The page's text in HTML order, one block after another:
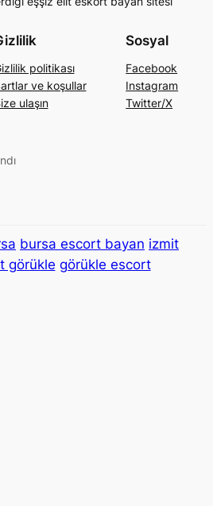
politikası
ve koşullar
ulaşın
Sosyal
Facebook
Instagram
Twitter/X
bursa escort bayan izmit
görükle görükle escort